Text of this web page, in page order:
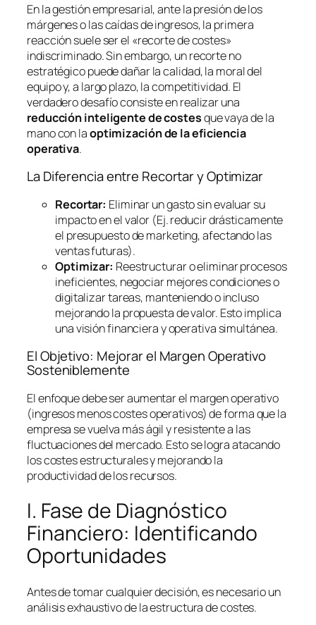
En la gestión empresarial, ante la presión de los
márgenes o las caídas de ingresos, la primera
reacción suele ser el «recorte de costes»
indiscriminado. Sin embargo, un recorte no
estratégico puede dañar la calidad, la moral del
equipo y, a largo plazo, la competitividad. El
verdadero desafío consiste en realizar una
reducción inteligente de costesque vaya de la
mano con laoptimización de la eficiencia
operativa.
La Diferencia entre Recortar y Optimizar
Recortar: Eliminar un gasto sin evaluar su
impacto en el valor (Ej. reducir drásticamente
el presupuesto de marketing, afectando las
ventas futuras).
Optimizar: Reestructurar o eliminar procesos
ineficientes, negociar mejores condiciones o
digitalizar tareas, manteniendo o incluso
mejorando la propuesta de valor. Esto implica
una visión financiera y operativa simultánea.
El Objetivo: Mejorar el Margen Operativo
Sosteniblemente
El enfoque debe ser aumentar el margen operativo
(ingresos menos costes operativos) de forma que la
empresa se vuelva más ágil y resistente a las
fluctuaciones del mercado. Esto se logra atacando
los costes estructurales y mejorando la
productividad de los recursos.
I. Fase de Diagnóstico
Financiero: Identificando
Oportunidades
Antes de tomar cualquier decisión, es necesario un
análisis exhaustivo de la estructura de costes.